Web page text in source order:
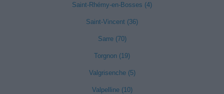
Saint-Rhémy-en-Bosses (4)
Saint-Vincent (36)
Sarre (70)
Torgnon (19)
Valgrisenche (5)
Valpelline (10)